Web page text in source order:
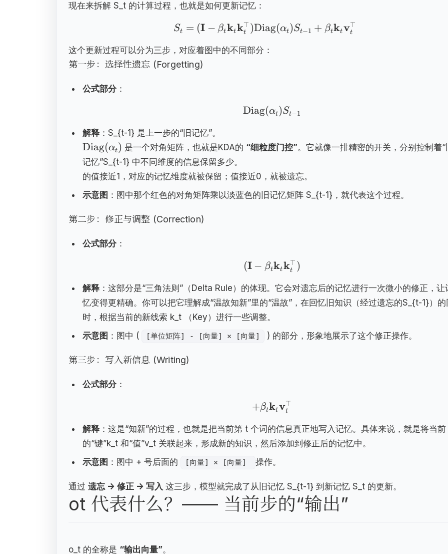
现在来拆解 S_t 的计算过程，也就是如何更新记忆：
St = (I − βtktkt
⊤ )Diag(αt)St−1 + βtktvt
⊤
这个更新过程可以分为三步，对应着图中的不同部分：
第一步：选择性遗忘 (Forgetting)
公式部分 ：
Diag(αt)St−1
解释 ：S_{t-1} 是上一步的“旧记忆”。
Diag(αt) 是一个对角矩阵，也就是KDA的 “细粒度门控”。它就像一排精密的开关，分别控制着“
记忆”S_{t-1} 中不同维度的信息保留多少。
的值接近1，对应的记忆维度就被保留；值接近0，就被遗忘。
示意图 ：图中那个红色的对角矩阵乘以淡蓝色的旧记忆矩阵 S_{t-1}，就代表这个过程。
第二步：修正与调整 (Correction)
公式部分 ：
(I − βtktkt
⊤ )
解释 ：这部分是“三角法则”（Delta Rule）的体现。它会对遗忘后的记忆进行一次微小的修正，让
忆变得更精确。你可以把它理解成“温故知新”里的“温故”，在回忆旧知识（经过遗忘的S_{t-1}）的
时，根据当前的新线索 k_t （Key）进行一些调整。
示意图 ：图中 ( [单位矩阵] - [向量] × [向量] ) 的部分，形象地展示了这个修正操作。
第三步：写入新信息 (Writing)
公式部分 ：
+βtktvt
⊤
解释 ：这是“知新”的过程，也就是把当前第 t 个词的信息真正地写入记忆。具体来说，就是将当前
的“键”k_t 和“值”v_t 关联起来，形成新的知识，然后添加到修正后的记忆中。
示意图 ：图中 + 号后面的 [向量] × [向量] 操作。
通过 遗忘 -> 修正 -> 写入 这三步，模型就完成了从旧记忆 S_{t-1} 到新记忆 S_t 的更新。
ot 代表什么？—— 当前步的“输出”
o_t 的全称是 “输出向量”。